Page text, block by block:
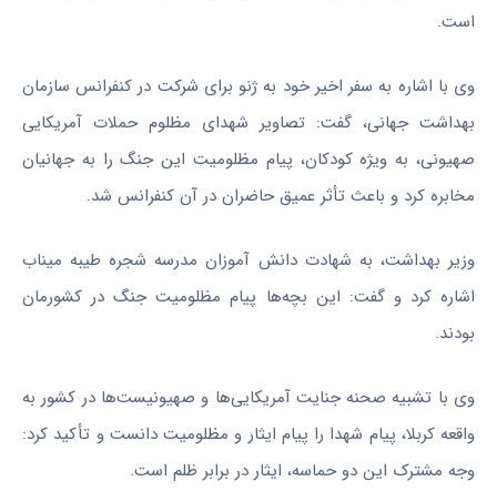
است.
وی با اشاره به سفر اخیر خود به ژنو برای شرکت در کنفرانس سازمان
بهداشت جهانی، گفت: تصاویر شهدای مظلوم حملات آمریکایی
صهیونی، به ویژه کودکان، پیام مظلومیت این جنگ را به جهانیان
مخابره کرد و باعث تأثر عمیق حاضران در آن کنفرانس شد.
وزیر بهداشت، به شهادت دانش آموزان مدرسه شجره طیبه میناب
اشاره کرد و گفت: این بچه‌ها پیام مظلومیت جنگ در کشورمان
بودند.
وی با تشبیه صحنه جنایت آمریکایی‌ها و صهیونیست‌ها در کشور به
واقعه کربلا، پیام شهدا را پیام ایثار و مظلومیت دانست و تأکید کرد:
وجه مشترک این دو حماسه، ایثار در برابر ظلم است.